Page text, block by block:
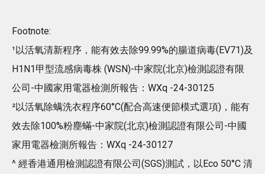
Footnote:
¹以活氧清新程序，能有效去除99.99%的腸道病毒(EV71)及
H1N1甲型流感病毒株 (WSN)-中家院(北京)檢測認證有限
公司-中國家用電器檢測所報告：WXq -24-30125
²以活氧除螨洗衣程序60°C(配合高速便節模式選項)，能有
效去除100%粉塵蟎-中家院(北京)檢測認證有限公司-中國
家用電器檢測所報告：WXq -24-30127
^ 經香港通用檢測認證有限公司(SGS)測試，以Eco 50°C 清